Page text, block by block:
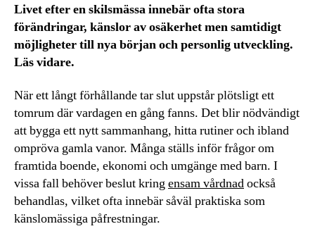
Livet efter en skilsmässa innebär ofta stora
förändringar, känslor av osäkerhet men samtidigt
möjligheter till nya början och personlig utveckling.
Läs vidare.
När ett långt förhållande tar slut uppstår plötsligt ett
tomrum där vardagen en gång fanns. Det blir nödvändigt
att bygga ett nytt sammanhang, hitta rutiner och ibland
ompröva gamla vanor. Många ställs inför frågor om
framtida boende, ekonomi och umgänge med barn. I
vissa fall behöver beslut kringensam vårdnadockså
behandlas­, vilket ofta innebär såväl praktiska som
känslomässiga påfrestningar.